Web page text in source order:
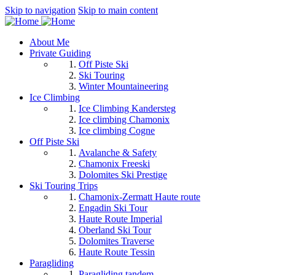
Skip to navigation Skip to main content
About Me
Private Guiding
Off Piste Ski
Ski Touring
Winter Mountaineering
Ice Climbing
Ice Climbing Kandersteg
Ice climbing Chamonix
Ice climbing Cogne
Off Piste Ski
Avalanche & Safety
Chamonix Freeski
Dolomites Ski Prestige
Ski Touring Trips
Chamonix-Zermatt Haute route
Engadin Ski Tour
Haute Route Imperial
Oberland Ski Tour
Dolomites Traverse
Haute Route Tessin
Paragliding